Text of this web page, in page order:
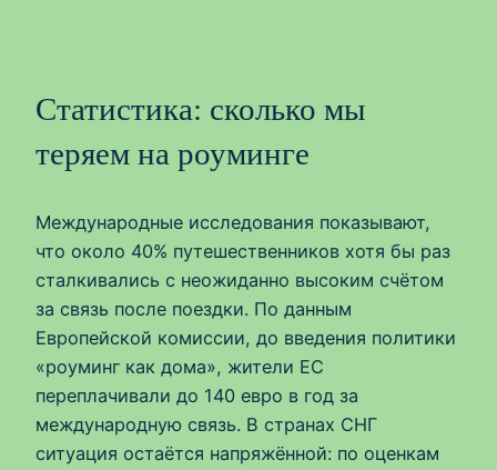
Статистика: сколько мы
теряем на роуминге
Международные исследования показывают,
что около 40% путешественников хотя бы раз
сталкивались с неожиданно высоким счётом
за связь после поездки. По данным
Европейской комиссии, до введения политики
«роуминг как дома», жители ЕС
переплачивали до 140 евро в год за
международную связь. В странах СНГ
ситуация остаётся напряжённой: по оценкам